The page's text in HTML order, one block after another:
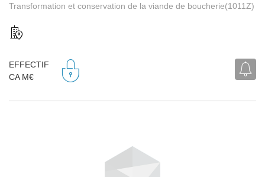
Transformation et conservation de la viande de boucherie(1011Z)
EFFECTIF
CA M€